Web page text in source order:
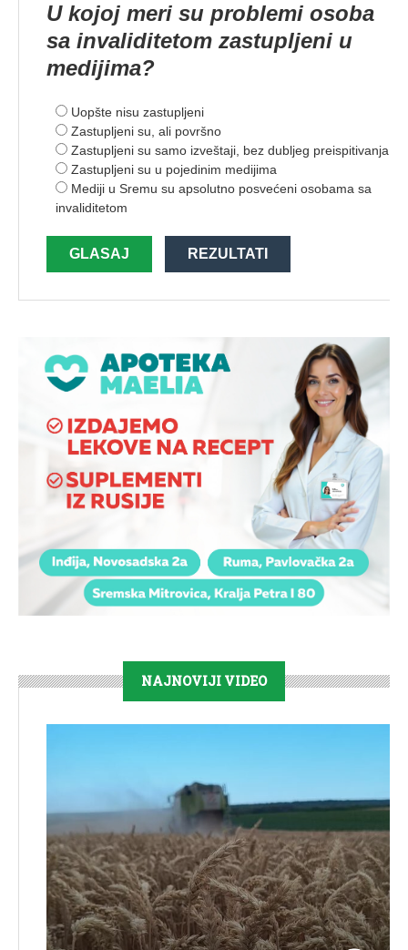
U kojoj meri su problemi osoba
sa invaliditetom zastupljeni u
medijima?
Uopšte nisu zastupljeni
Zastupljeni su, ali površno
Zastupljeni su samo izveštaji, bez dubljeg preispitivanja
Zastupljeni su u pojedinim medijima
Mediji u Sremu su apsolutno posvećeni osobama sa
invaliditetom
GLASAJ REZULTATI
NAJNOVIJI VIDEO